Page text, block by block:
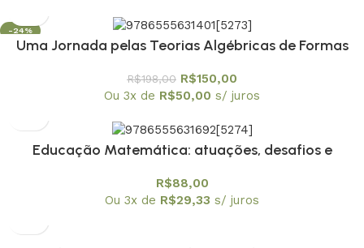
-24%
Uma Jornada pelas Teorias Algébricas de Formas
R$198,00 R$150,00
Ou 3x de R$50,00 s/ juros
Educação Matemática: atuações, desafios e
de fevereiro
R$88,00
Ou 3x de R$29,33 s/ juros